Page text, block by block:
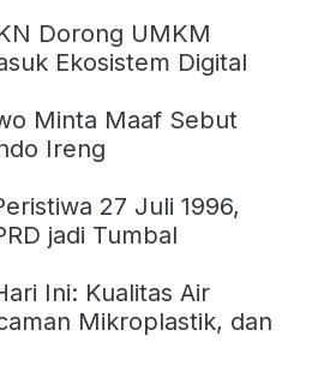
Dorong UMKM
Ekosistem Digital
Minta Maaf Sebut
Ireng
27 Juli 1996,
jadi Tumbal
Ini: Kualitas Air
Mikroplastik, dan